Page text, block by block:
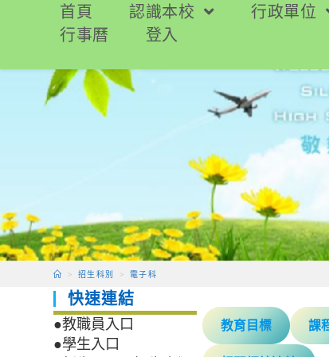
要
首頁 認識本校 行政單位
行事曆
登入
> 招生科別 > 電子科
教育目標 課
快速連結
●教職員入口
●學生入口